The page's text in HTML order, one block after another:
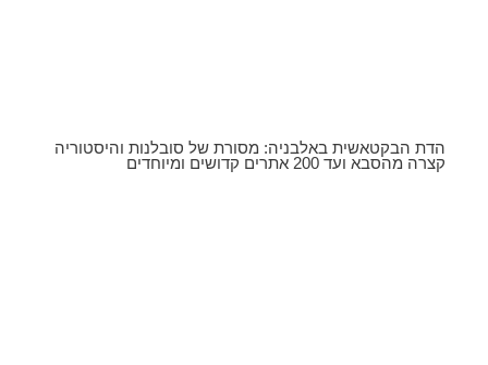
הדת הבקטאשית באלבניה: מסורת של סובלנות והיסטוריה
קצרה מהסבא ועד 200 אתרים קדושים ומיוחדים